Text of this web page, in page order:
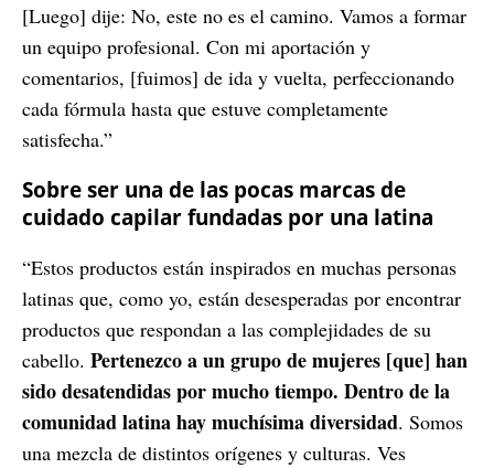
[Luego] dije: No, este no es el camino. Vamos a formar
un equipo profesional. Con mi aportación y
comentarios, [fuimos] de ida y vuelta, perfeccionando
cada fórmula hasta que estuve completamente
satisfecha.”
Sobre ser una de las pocas marcas de
cuidado capilar fundadas por una latina
“Estos productos están inspirados en muchas personas
latinas que, como yo, están desesperadas por encontrar
productos que respondan a las complejidades de su
cabello. Pertenezco a un grupo de mujeres [que] han
sido desatendidas por mucho tiempo. Dentro de la
comunidad latina hay muchísima diversidad. Somos
una mezcla de distintos orígenes y culturas. Ves